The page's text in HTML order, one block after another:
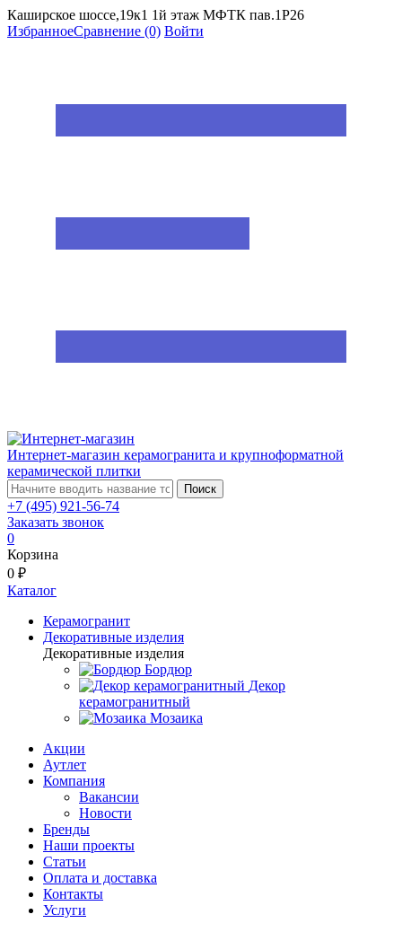
Каширское шоссе,19к1 1й этаж МФТК пав.1Р26
ИзбранноеСравнение (0) Войти
Интернет-магазин керамогранита и крупноформатной
керамической плитки
Поиск
+7 (495) 921-56-74
Заказать звонок
0
Корзина
0 ₽
Каталог
Керамогранит
Декоративные изделия
Декоративные изделия
Бордюр
Декор
керамогранитный
Мозаика
Акции
Аутлет
Компания
Вакансии
Новости
Бренды
Наши проекты
Статьи
Оплата и доставка
Контакты
Услуги